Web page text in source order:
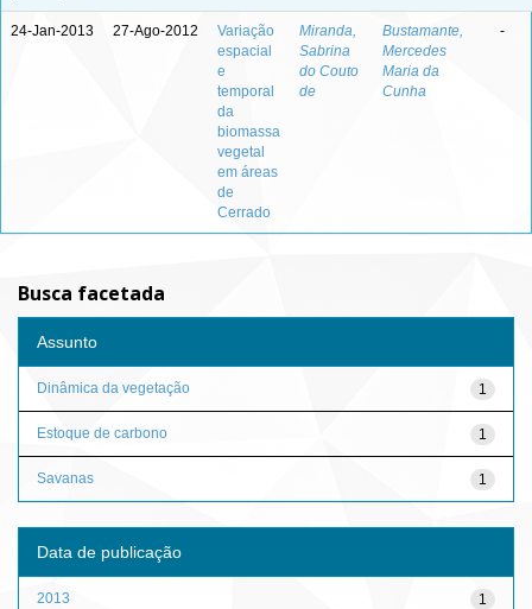
24-Jan-2013 27-Ago-2012
Variação
espacial
e
temporal
da
biomassa
vegetal
em áreas
de
Cerrado
Miranda,
Sabrina
do Couto
de
Bustamante,
Mercedes
Maria da
Cunha
-
Busca facetada
Assunto
1
Dinâmica da vegetação
1
Estoque de carbono
1
Savanas
Data de publicação
1
2013